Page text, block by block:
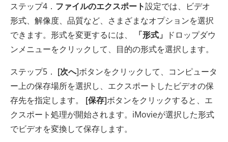
ステップ4． ファイルのエクスポート設定では、ビデオ
形式、解像度、品質など、さまざまなオプションを選択
できます。形式を変更するには、
「形式」
ドロップダウ
ンメニューをクリックして、目的の形式を選択します。
ステップ5． [次へ]ボタンをクリックして、コンピュータ
ー上の保存場所を選択し、エクスポートしたビデオの保
存先を指定します。 [保存]ボタンをクリックすると、エ
クスポート処理が開始されます。iMovieが選択した形式
でビデオを変換して保存します。